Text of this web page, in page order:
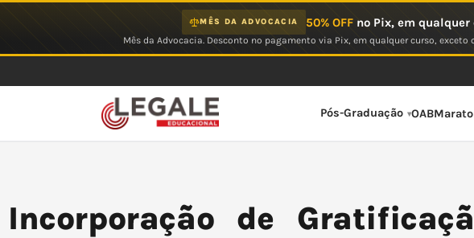
MÊS DA ADVOCACIA 50% OFFno Pix, em qualquer
Mês da Advocacia. Desconto no pagamento via Pix, em qualquer curso,
Pós-Graduação OAB
Incorporação de